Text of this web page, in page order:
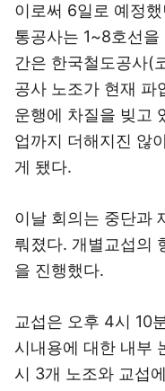
이로써 6일로 예정
통공사는 1~8호선을
간은 한국철도공사(
공사 노조가 현재 파
운행에 차질을 빚고
업까지 더해지진 않
게 됐다.
이날 회의는 중단과
뤄졌다. 개별교섭의
을 진행했다.
교섭은 오후 4시 10
시내용에 대한 내부
시 3개 노조와 교섭